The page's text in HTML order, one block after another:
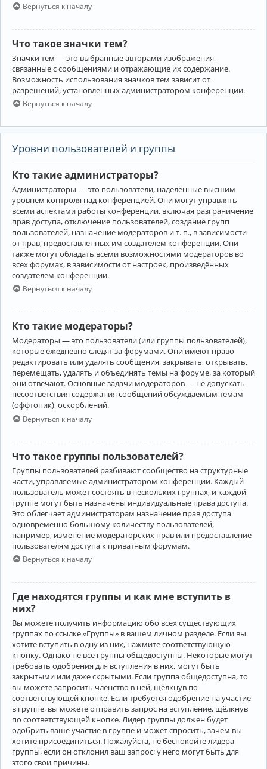
Вернуться к началу
Что такое значки тем?
Значки тем — это выбранные авторами изображения,
связанные с сообщениями и отражающие их содержание.
Возможность использования значков тем зависит от
разрешений, установленных администратором конференции.
Вернуться к началу
Уровни пользователей и группы
Кто такие администраторы?
Администраторы — это пользователи, наделённые высшим
уровнем контроля над конференцией. Они могут управлять
всеми аспектами работы конференции, включая разграничение
прав доступа, отключение пользователей, создание групп
пользователей, назначение модераторов и т. п., в зависимости
от прав, предоставленных им создателем конференции. Они
также могут обладать всеми возможностями модераторов во
всех форумах, в зависимости от настроек, произведённых
создателем конференции.
Вернуться к началу
Кто такие модераторы?
Модераторы — это пользователи (или группы пользователей),
которые ежедневно следят за форумами. Они имеют право
редактировать или удалять сообщения, закрывать, открывать,
перемещать, удалять и объединять темы на форуме, за который
они отвечают. Основные задачи модераторов — не допускать
несоответствия содержания сообщений обсуждаемым темам
(оффтопик), оскорблений.
Вернуться к началу
Что такое группы пользователей?
Группы пользователей разбивают сообщество на структурные
части, управляемые администратором конференции. Каждый
пользователь может состоять в нескольких группах, и каждой
группе могут быть назначены индивидуальные права доступа.
Это облегчает администраторам назначение прав доступа
одновременно большому количеству пользователей,
например, изменение модераторских прав или предоставление
пользователям доступа к приватным форумам.
Вернуться к началу
Где находятся группы и как мне вступить в
них?
Вы можете получить информацию обо всех существующих
группах по ссылке «Группы» в вашем личном разделе. Если вы
хотите вступить в одну из них, нажмите соответствующую
кнопку. Однако не все группы общедоступны. Некоторые могут
требовать одобрения для вступления в них, могут быть
закрытыми или даже скрытыми. Если группа общедоступна, то
вы можете запросить членство в ней, щёлкнув по
соответствующей кнопке. Если требуется одобрение на участие
в группе, вы можете отправить запрос на вступление, щёлкнув
по соответствующей кнопке. Лидер группы должен будет
одобрить ваше участие в группе и может спросить, зачем вы
хотите присоединиться. Пожалуйста, не беспокойте лидера
группы, если он отклонил ваш запрос; у него могут быть для
этого свои причины.